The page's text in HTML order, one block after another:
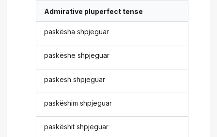
Admirative pluperfect tense
paskësha shpjeguar
paskëshe shpjeguar
paskësh shpjeguar
paskëshim shpjeguar
paskëshit shpjeguar